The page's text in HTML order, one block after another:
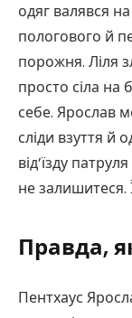
одяг валявся
пологового й
порожня. Ліля
просто сіла на
себе. Ярослав
сліди взуття й
від’їзду
не залишитеся.
Правда,
Пентхаус